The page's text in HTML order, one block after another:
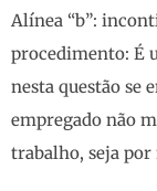
Alínea “b”:
procedimento: É
nesta questão se
empregado não
trabalho, seja por